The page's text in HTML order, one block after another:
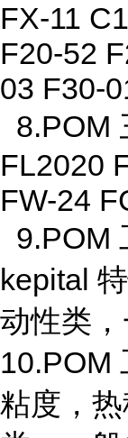
FX-11
F20-52
03 F30-
8.POM
FL2020
FW-24
9.POM
kepital
动性类
10.POM
粘度，